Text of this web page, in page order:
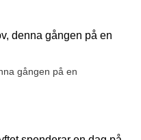
gången på en